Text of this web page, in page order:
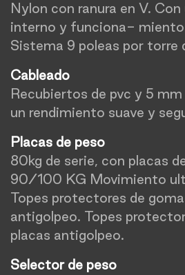
Nylon con ranura en V.
interno y funciona- miento
Sistema 9 poleas por torre
Cableado
Recubiertos de pvc y 5
un rendimiento suave y
Placas de peso
80kg de serie, con placas
90/100 KG Movimiento
Topes protectores de
antigolpeo. Topes
placas antigolpeo.
Selector de peso